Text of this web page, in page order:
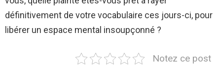
définitivement de votre vocabulaire ces jours-ci, pour
libérer un espace mental insoupçonné ?
Notez ce post